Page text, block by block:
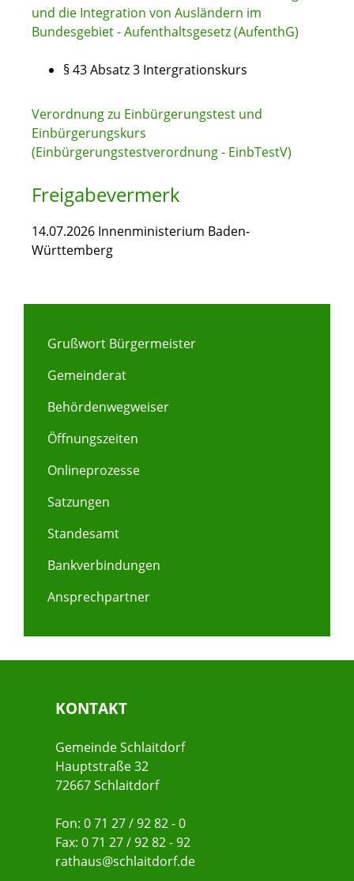
und die Integration von Ausländern im
Bundesgebiet - Aufenthaltsgesetz (AufenthG)
§ 43 Absatz 3 Intergrationskurs
Verordnung zu Einbürgerungstest und
Einbürgerungskurs
(Einbürgerungstestverordnung - EinbTestV)
Freigabevermerk
14.07.2026 Innenministerium Baden-
Württemberg
Grußwort Bürgermeister
Gemeinderat
Behördenwegweiser
Öffnungszeiten
Onlineprozesse
Satzungen
Standesamt
Bankverbindungen
Ansprechpartner
KONTAKT
Gemeinde Schlaitdorf
Hauptstraße 32
72667 Schlaitdorf
Fon: 0 71 27 / 92 82 - 0
Fax: 0 71 27 / 92 82 - 92
rathaus@schlaitdorf.de